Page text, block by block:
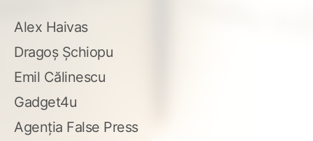
Alex Haivas
Dragoș Șchiopu
Emil Călinescu
Gadget4u
Agenția False Press